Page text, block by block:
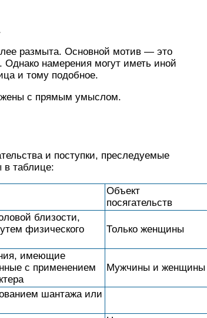
размыта. Основной мотив — это
Однако намерения могут иметь иной
и тому подобное.
с прямым умыслом.
и поступки, преследуемые
в таблице:
Объект
посягательств
близости,
физического
Только женщины
имеющие
с применением
Мужчины и женщины
шантажа или